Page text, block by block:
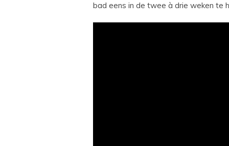
bad eens in de twee à drie weken te